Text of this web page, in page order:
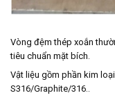
Vòng đệm thép xoắn
tiêu chuẩn mặt bích.
Vật liệu gồm phần kim
S316/Graphite/316..